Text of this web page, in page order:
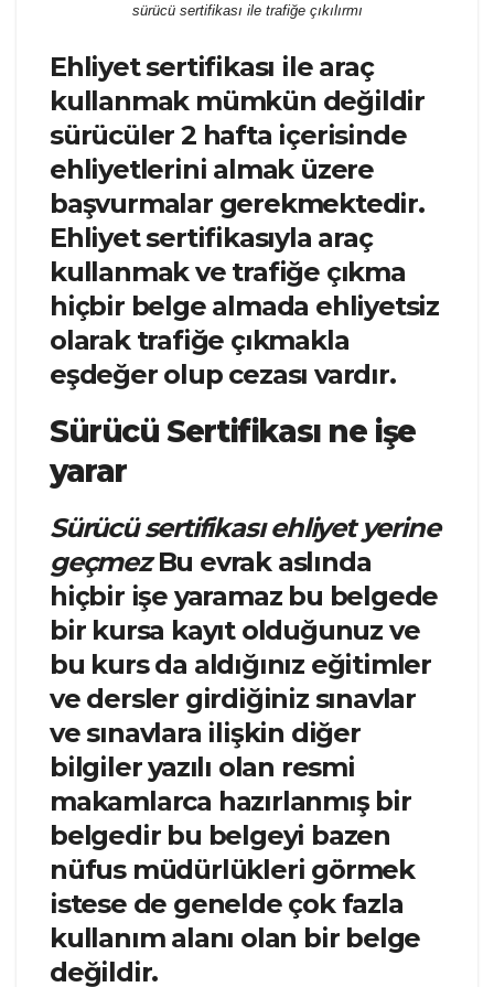
sürücü sertifikası ile trafiğe çıkılırmı
Ehliyet sertifikası ile araç
kullanmak mümkün değildir
sürücüler 2 hafta içerisinde
ehliyetlerini almak üzere
başvurmalar gerekmektedir.
Ehliyet sertifikasıyla araç
kullanmak ve trafiğe çıkma
hiçbir belge almada ehliyetsiz
olarak trafiğe çıkmakla
eşdeğer olup cezası vardır.
Sürücü Sertifikası ne işe
yarar
Sürücü sertifikası ehliyet yerine
geçmezBu evrak aslında
hiçbir işe yaramaz bu belgede
bir kursa kayıt olduğunuz ve
bu kurs da aldığınız eğitimler
ve dersler girdiğiniz sınavlar
ve sınavlara ilişkin diğer
bilgiler yazılı olan resmi
makamlarca hazırlanmış bir
belgedir bu belgeyi bazen
nüfus müdürlükleri görmek
istese de genelde çok fazla
kullanım alanı olan bir belge
değildir.